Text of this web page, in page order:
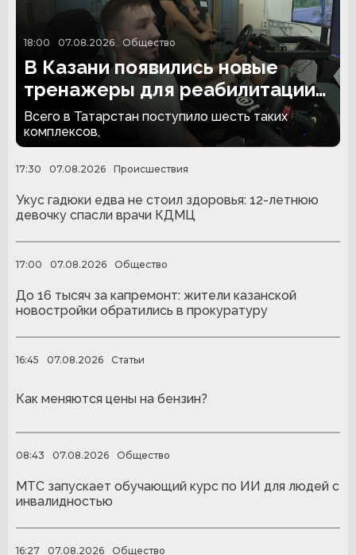
18:00 07.08.2026 Общество
В Казани появились новые
тренажеры для реабилитации
людей с ампутациями
Всего в Татарстан поступило шесть таких
комплексов,
17:30 07.08.2026 Происшествия
Укус гадюки едва не стоил здоровья: 12-летнюю
девочку спасли врачи КДМЦ
17:00 07.08.2026 Общество
До 16 тысяч за капремонт: жители казанской
новостройки обратились в прокуратуру
16:45 07.08.2026 Статьи
Как меняются цены на бензин?
08:43 07.08.2026 Общество
МТС запускает обучающий курс по ИИ для людей с
инвалидностью
16:27 07.08.2026 Общество